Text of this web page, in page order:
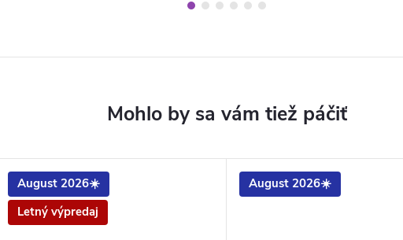
August 2026☀️
Letný výpredaj
August 2026☀️